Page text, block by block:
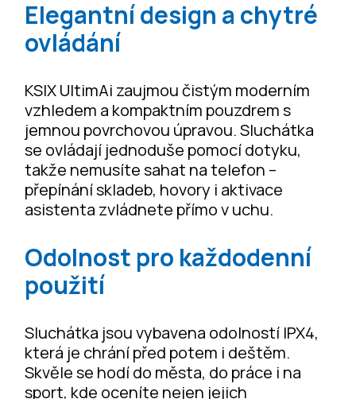
Elegantní design a chytré
ovládání
KSIX UltimAi zaujmou čistým moderním
vzhledem a kompaktním pouzdrem s
jemnou povrchovou úpravou. Sluchátka
se ovládají jednoduše pomocí dotyku,
takže nemusíte sahat na telefon –
přepínání skladeb, hovory i aktivace
asistenta zvládnete přímo v uchu.
Odolnost pro každodenní
použití
Sluchátka jsou vybavena odolností IPX4,
která je chrání před potem i deštěm.
Skvěle se hodí do města, do práce i na
sport, kde oceníte nejen jejich